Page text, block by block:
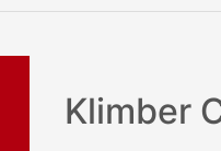
Klimber